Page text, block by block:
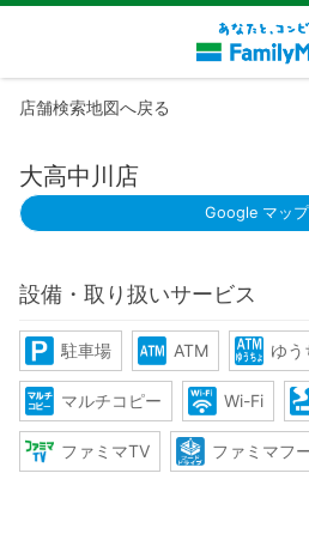
店舗検索地図へ戻る
大高中川店
Google マップ
設備・取り扱いサービス
駐車場 ATM ゆう
マルチコピー Wi-Fi
ファミマTV ファミマフ